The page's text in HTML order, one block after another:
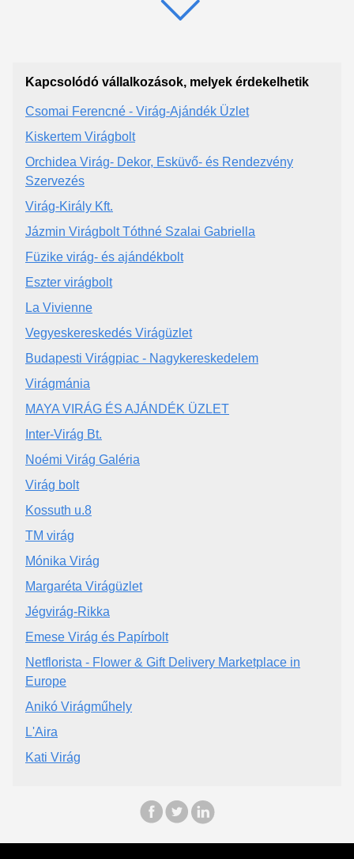
Kapcsolódó vállalkozások, melyek érdekelhetik
Csomai Ferencné - Virág-Ajándék Üzlet
Kiskertem Virágbolt
Orchidea Virág- Dekor, Esküvő- és Rendezvény
Szervezés
Virág-Király Kft.
Jázmin Virágbolt Tóthné Szalai Gabriella
Füzike virág- és ajándékbolt
Eszter virágbolt
La Vivienne
Vegyeskereskedés Virágüzlet
Budapesti Virágpiac - Nagykereskedelem
Virágmánia
MAYA VIRÁG ÉS AJÁNDÉK ÜZLET
Inter-Virág Bt.
Noémi Virág Galéria
Virág bolt
Kossuth u.8
TM virág
Mónika Virág
Margaréta Virágüzlet
Jégvirág-Rikka
Emese Virág és Papírbolt
Netflorista - Flower & Gift Delivery Marketplace in
Europe
Anikó Virágműhely
L'Aira
Kati Virág